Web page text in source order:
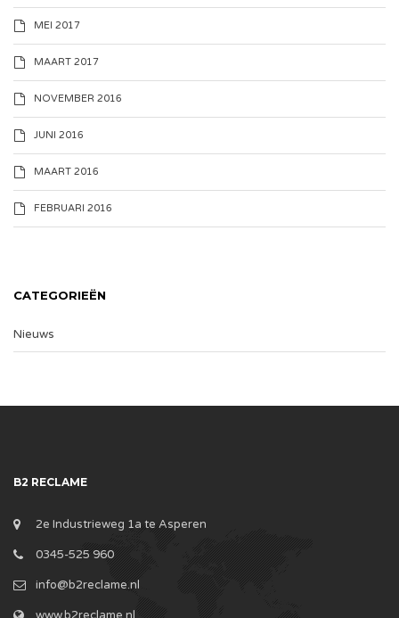
MEI 2017
MAART 2017
NOVEMBER 2016
JUNI 2016
MAART 2016
FEBRUARI 2016
CATEGORIEËN
Nieuws
B2 RECLAME
2e Industrieweg 1a te Asperen
0345-525 960
info@b2reclame.nl